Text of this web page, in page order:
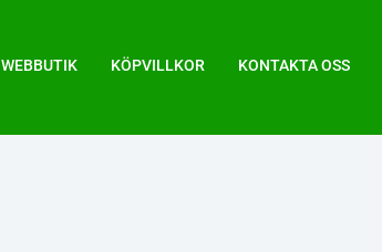
WEBBUTIK KÖPVILLKOR KONTAKTA OSS